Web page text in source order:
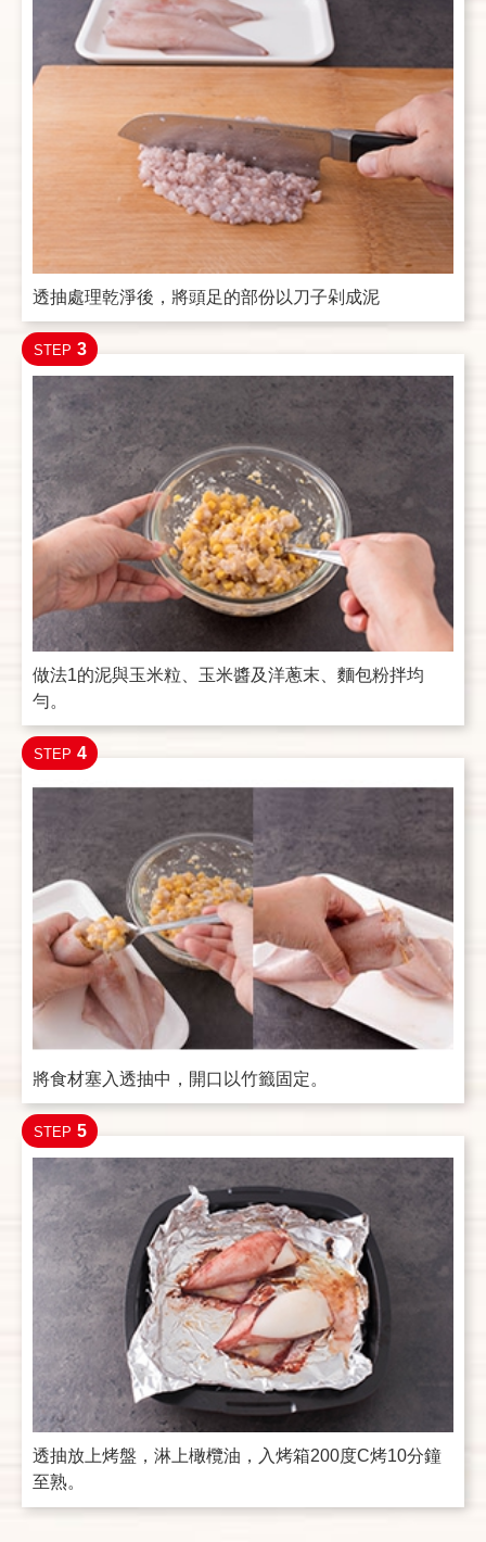
透抽處理乾淨後，將頭足的部份以刀子剁成泥
STEP 3
做法1的泥與玉米粒、玉米醬及洋蔥末、麵包粉拌均
勻。
STEP 4
將食材塞入透抽中，開口以竹籤固定。
STEP 5
透抽放上烤盤，淋上橄欖油，入烤箱200度C烤10分鐘
至熟。